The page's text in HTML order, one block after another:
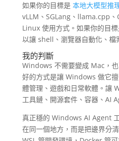
如果你的目標是 本地大模型推
vLLM、SGLang、llama.cpp
Linux 使用方式。如果你的目
以讓 shell、瀏覽器自動化、檔
我的判斷
Windows 不需要變成 Mac，
好的方式是讓 Windows 做它
體管理、遊戲和日常軟體。讓
工具鏈、開源套件、容器、AI
真正穩的 Windows AI Agent
在同一個地方，而是把邊界分